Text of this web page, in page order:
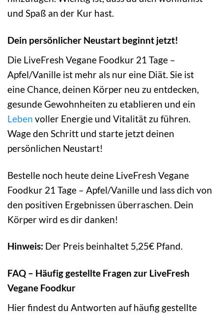
und Spaß an der Kur hast.
Dein persönlicher Neustart beginnt jetzt!
Die LiveFresh Vegane Foodkur 21 Tage –
Apfel/Vanille ist mehr als nur eine Diät. Sie ist
eine Chance, deinen Körper neu zu entdecken,
gesunde Gewohnheiten zu etablieren und ein
Leben voller Energie und Vitalität zu führen.
Wage den Schritt und starte jetzt deinen
persönlichen Neustart!
Bestelle noch heute deine LiveFresh Vegane
Foodkur 21 Tage – Apfel/Vanille und lass dich von
den positiven Ergebnissen überraschen. Dein
Körper wird es dir danken!
Hinweis: Der Preis beinhaltet 5,25€ Pfand.
FAQ – Häufig gestellte Fragen zur LiveFresh
Vegane Foodkur
Hier findest du Antworten auf häufig gestellte